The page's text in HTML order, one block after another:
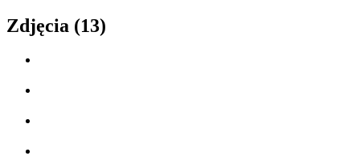
Zdjęcia (13)